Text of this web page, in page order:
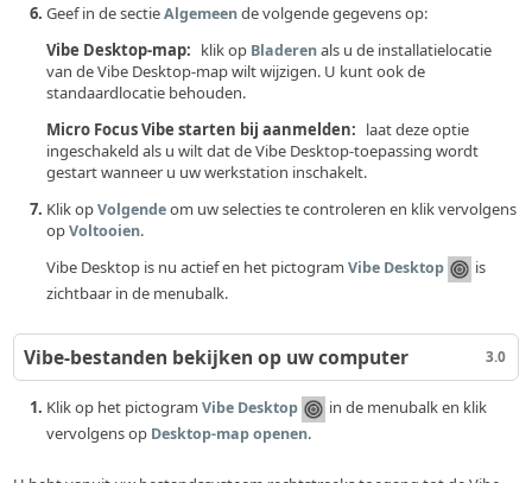
Geef in de sectieAlgemeende volgende gegevens op:
Vibe Desktop-map: klik op Bladerenals u de installatielocatie
van de Vibe Desktop-map wilt wijzigen. U kunt ook de
standaardlocatie behouden.
Micro Focus Vibe starten bij aanmelden: laat deze optie
ingeschakeld als u wilt dat de Vibe Desktop-toepassing wordt
gestart wanneer u uw werkstation inschakelt.
Klik opVolgendeom uw selecties te controleren en klik vervolgens
opVoltooien.
Vibe Desktop is nu actief en het pictogramVibe Desktop
is
zichtbaar in de menubalk.
3.0
Vibe-bestanden bekijken op uw computer
Klik op het pictogramVibe Desktop
in de menubalk en klik
vervolgens op Desktop-map openen.